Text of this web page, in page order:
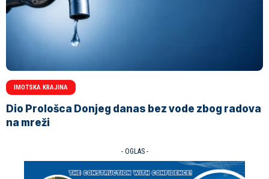
IMOTSKA KRAJINA
Dio Prološca Donjeg danas bez vode zbog radova
na mreži
- OGLAS -